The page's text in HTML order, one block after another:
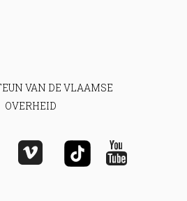
VAN DE VLAAMSE
OVERHEID